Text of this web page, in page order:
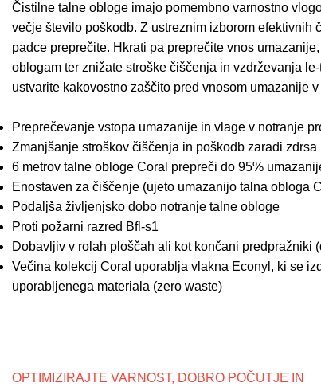
Čistilne talne obloge imajo pomembno varnostno
večje število poškodb. Z ustreznim izborom
padce preprečite. Hkrati pa preprečite vnos
oblogam ter znižate stroške čiščenja in vzdrževanja
ustvarite kakovostno zaščito pred vnosom umazanije v
Preprečevanje vstopa umazanije in vlage v notranje
Zmanjšanje stroškov čiščenja in poškodb zaradi zdrsa
6 metrov talne obloge Coral prepreči do 95%
Enostaven za čiščenje (ujeto umazanijo talna obloga
Podaljša življenjsko dobo notranje talne obloge
Proti požarni razred Bfl-s1
Dobavljiv v rolah ploščah ali kot končani predpražniki
Večina kolekcij Coral uporablja vlakna Econyl, ki se
uporabljenega materiala (zero waste)
OPTIMIZIRAJTE VARNOST, DOBRO POČUTJE IN